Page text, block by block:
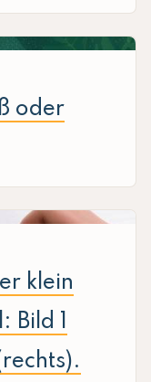
oder
klein
Bild 1